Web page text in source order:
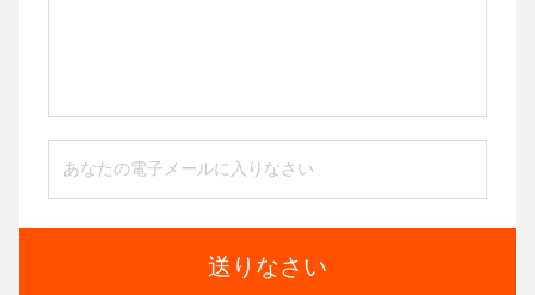
送りなさい